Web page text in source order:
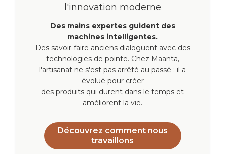
l'innovation moderne
Des mains expertes guident des
machines intelligentes.
Des savoir-faire anciens dialoguent avec des
technologies de pointe. Chez Maanta,
l'artisanat ne s'est pas arrêté au passé : il a
évolué pour créer
des produits qui durent dans le temps et
améliorent la vie.
Découvrez comment nous
travaillons